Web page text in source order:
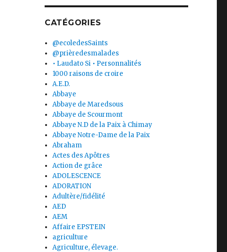
CATÉGORIES
@ecoledesSaints
@prièredesmalades
• Laudato Si • Personnalités
1000 raisons de croire
A.E.D.
Abbaye
Abbaye de Maredsous
Abbaye de Scourmont
Abbaye N.D de la Paix à Chimay
Abbaye Notre-Dame de la Paix
Abraham
Actes des Apôtres
Action de grâce
ADOLESCENCE
ADORATION
Adultère/fidélité
AED
AEM
Affaire EPSTEIN
agriculture
Agriculture, élevage.